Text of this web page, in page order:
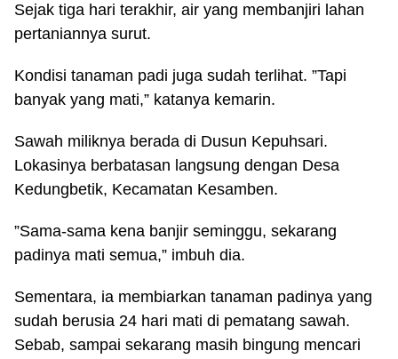
Sejak tiga hari terakhir, air yang membanjiri lahan
pertaniannya surut.
Kondisi tanaman padi juga sudah terlihat. ”Tapi
banyak yang mati,” katanya kemarin.
Sawah miliknya berada di Dusun Kepuhsari.
Lokasinya berbatasan langsung dengan Desa
Kedungbetik, Kecamatan Kesamben.
”Sama-sama kena banjir seminggu, sekarang
padinya mati semua,” imbuh dia.
Sementara, ia membiarkan tanaman padinya yang
sudah berusia 24 hari mati di pematang sawah.
Sebab, sampai sekarang masih bingung mencari